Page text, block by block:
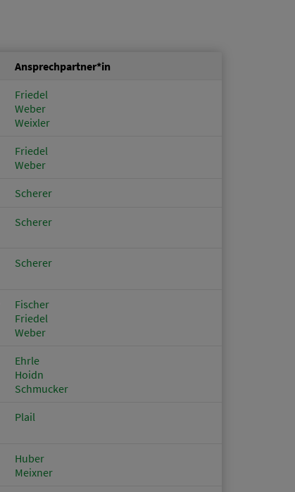
Ansprechpartner*in
Friedel
Weber
Weixler
Friedel
Weber
Scherer
Scherer
Scherer
Fischer
Friedel
Weber
Ehrle
Hoidn
Schmucker
Plail
Huber
Meixner